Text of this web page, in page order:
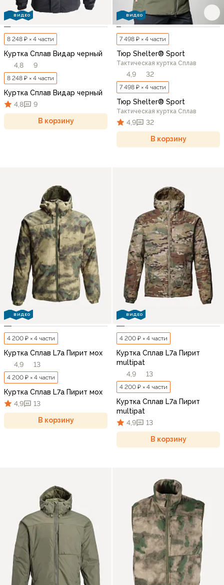
ВИДЕО
8 248 ₽ × 4 части
Куртка Сплав Видар черный
4,8
9
8 248 ₽ × 4 части
Куртка Сплав Видар черный
4,8
9
В корзину
ВИДЕО
7 498 ₽ × 4 части
Тюр Shelter® Sport
Тактическая куртка Сплав
4,9 32
7 498 ₽ × 4 части
Тюр Shelter® Sport
Тактическая куртка Сплав
4,9 32
В корзину
ВИДЕО
4 200 ₽ × 4 части
Куртка Сплав L7a Пирит мох
4,9
13
4 200 ₽ × 4 части
Куртка Сплав L7a Пирит мох
4,9
13
В корзину
ВИДЕО
4 200 ₽ × 4 части
Куртка Сплав L7a Пирит
multipat
4,9
13
4 200 ₽ × 4 части
Куртка Сплав L7a Пирит
multipat
4,9
13
В корзину